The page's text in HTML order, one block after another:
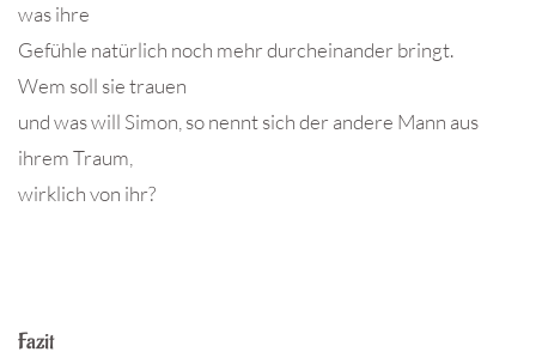
was ihre
Gefühle natürlich noch mehr durcheinander bringt.
Wem soll sie trauen
und was will Simon, so nennt sich der andere Mann aus
ihrem Traum,
wirklich von ihr?
Fazit